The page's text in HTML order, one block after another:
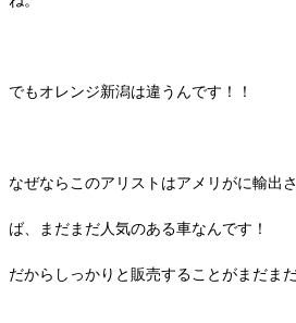
でもオレンジ新潟は違うんです！！
なぜならこのアリストはアメリがに輸出
ば、まだまだ人気のある車なんです！
だからしっかりと販売することがまだま